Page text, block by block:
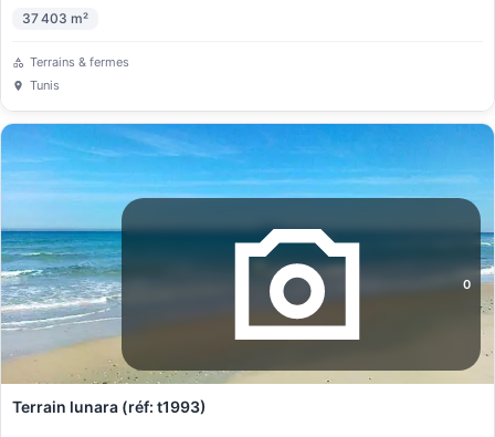
37 403 m²
Terrains & fermes
Tunis
0
Terrain lunara (réf: t1993)